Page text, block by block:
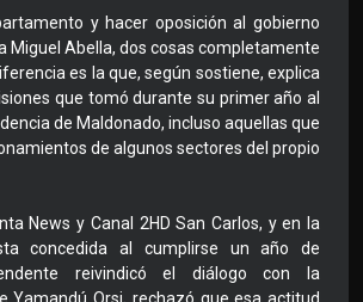
y hacer oposición al gobierno
Miguel Abella, dos cosas completamente
es la que, según sostiene, explica
que tomó durante su primer año al
de Maldonado, incluso aquellas que
de algunos sectores del propio
News y Canal 2HD San Carlos, y en la
concedida al cumplirse un año de
reivindicó el diálogo con la